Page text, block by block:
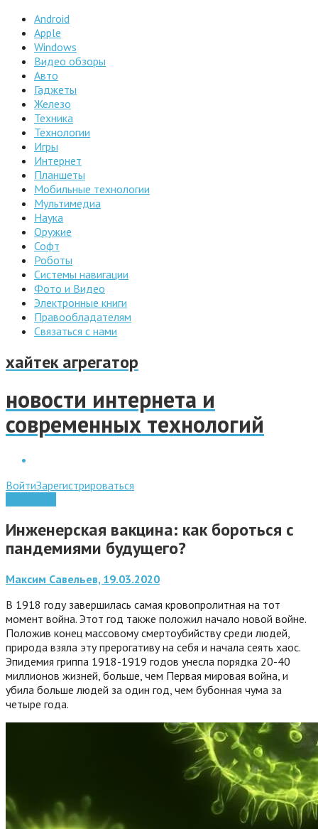
Android
Apple
Windows
Видео обзоры
Авто
Гаджеты
Железо
Техника
Технологии
Игры
Интернет
Планшеты
Мобильные технологии
Мультимедиа
Наука
Оружие
Софт
Роботы
Системы навигации
Фото и Видео
Электронные книги
Правообладателям
Связаться с нами
хайтек агрегатор
новости интернета и
современных технологий
ВойтиЗарегистрироваться
Инженерская вакцина: как бороться с
пандемиями будущего?
Максим Савельев, 19.03.2020
В 1918 году завершилась самая кровопролитная на тот
момент война. Этот год также положил начало новой войне.
Положив конец массовому смертоубийству среди людей,
природа взяла эту прерогативу на себя и начала сеять хаос.
Эпидемия гриппа 1918-1919 годов унесла порядка 20-40
миллионов жизней, больше, чем Первая мировая война, и
убила больше людей за один год, чем бубонная чума за
четыре года.